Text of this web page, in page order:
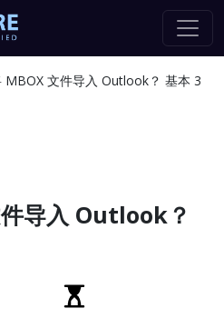
MBOX 文件导入 Outlook？ 基本 3
导入 Outlook？